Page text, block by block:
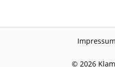
Impressum
© 2026